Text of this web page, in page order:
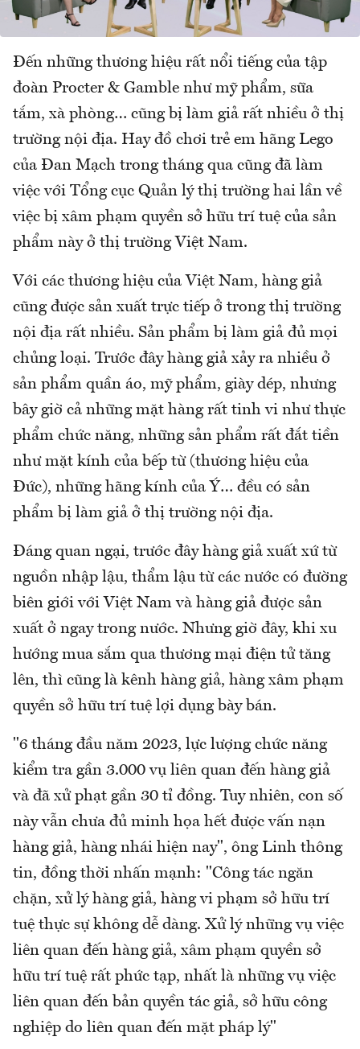
Đến những thương hiệu rất nổi tiếng của tập
đoàn Procter & Gamble như mỹ phẩm, sữa
tắm, xà phòng… cũng bị làm giả rất nhiều ở thị
trường nội địa. Hay đồ chơi trẻ em hãng Lego
của Đan Mạch trong tháng qua cũng đã làm
việc với Tổng cục Quản lý thị trường hai lần về
việc bị xâm phạm quyền sở hữu trí tuệ của sản
phẩm này ở thị trường Việt Nam.
Với các thương hiệu của Việt Nam, hàng giả
cũng được sản xuất trực tiếp ở trong thị trường
nội địa rất nhiều. Sản phẩm bị làm giả đủ mọi
chủng loại. Trước đây hàng giả xảy ra nhiều ở
sản phẩm quần áo, mỹ phẩm, giày dép, nhưng
bây giờ cả những mặt hàng rất tinh vi như thực
phẩm chức năng, những sản phẩm rất đắt tiền
như mặt kính của bếp từ (thương hiệu của
Đức), những hãng kính của Ý… đều có sản
phẩm bị làm giả ở thị trường nội địa.
Đáng quan ngại, trước đây hàng giả xuất xứ từ
nguồn nhập lậu, thẩm lậu từ các nước có đường
biên giới với Việt Nam và hàng giả được sản
xuất ở ngay trong nước. Nhưng giờ đây, khi xu
hướng mua sắm qua thương mại điện tử tăng
lên, thì cũng là kênh hàng giả, hàng xâm phạm
quyền sở hữu trí tuệ lợi dụng bày bán.
"6 tháng đầu năm 2023, lực lượng chức năng
kiểm tra gần 3.000 vụ liên quan đến hàng giả
và đã xử phạt gần 30 tỉ đồng. Tuy nhiên, con số
này vẫn chưa đủ minh họa hết được vấn nạn
hàng giả, hàng nhái hiện nay", ông Linh thông
tin, đồng thời nhấn mạnh: "Công tác ngăn
chặn, xử lý hàng giả, hàng vi phạm sở hữu trí
tuệ thực sự không dễ dàng. Xử lý những vụ việc
liên quan đến hàng giả, xâm phạm quyền sở
hữu trí tuệ rất phức tạp, nhất là những vụ việc
liên quan đến bản quyền tác giả, sở hữu công
nghiệp do liên quan đến mặt pháp lý"